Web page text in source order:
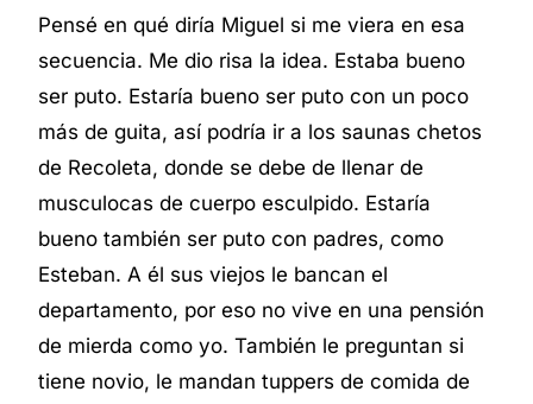
Pensé en qué diría Miguel si me viera en esa
secuencia. Me dio risa la idea. Estaba bueno
ser puto. Estaría bueno ser puto con un poco
más de guita, así podría ir a los saunas chetos
de Recoleta, donde se debe de llenar de
musculocas de cuerpo esculpido. Estaría
bueno también ser puto con padres, como
Esteban. A él sus viejos le bancan el
departamento, por eso no vive en una pensión
de mierda como yo. También le preguntan si
tiene novio, le mandan tuppers de comida de